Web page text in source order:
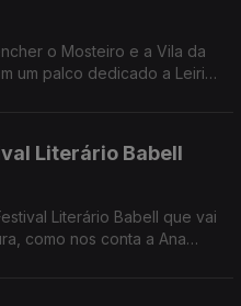
o Mosteiro e a Vila da
um palco dedicado a Leiria.
Literário Babell
Literário Babell que vai
como nos conta a Ana